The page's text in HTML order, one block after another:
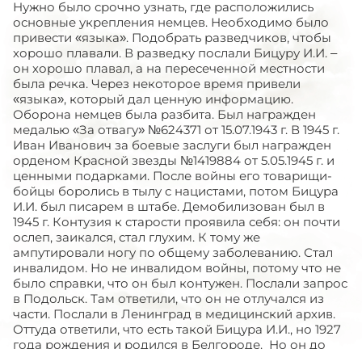
Нужно было срочно узнать, где расположились
основные укрепления немцев. Необходимо было
привести «языка». Подобрать разведчиков, чтобы
хорошо плавали. В разведку послали Бицуру И.И. –
он хорошо плавал, а на пересеченной местности
была речка. Через некоторое время привели
«языка», который дал ценную информацию.
Оборона немцев была разбита. Был награжден
медалью «За отвагу» №624371 от 15.07.1943 г. В 1945 г.
Иван Иванович за боевые заслуги был награжден
орденом Красной звезды №1419884 от 5.05.1945 г. и
ценными подарками. После войны его товарищи-
бойцы боролись в тылу с нацистами, потом Бицура
И.И. был писарем в штабе. Демобилизован был в
1945 г. Контузия к старости проявила себя: он почти
ослеп, заикался, стал глухим. К тому же
ампутировали ногу по общему заболеванию. Стал
инвалидом. Но не инвалидом войны, потому что не
было справки, что он был контужен. Послали запрос
в Подольск. Там ответили, что он не отлучался из
части. Послали в Ленинград в медицинский архив.
Оттуда ответили, что есть такой Бицура И.И., но 1927
года рождения и родился в Белгороде. Но он до